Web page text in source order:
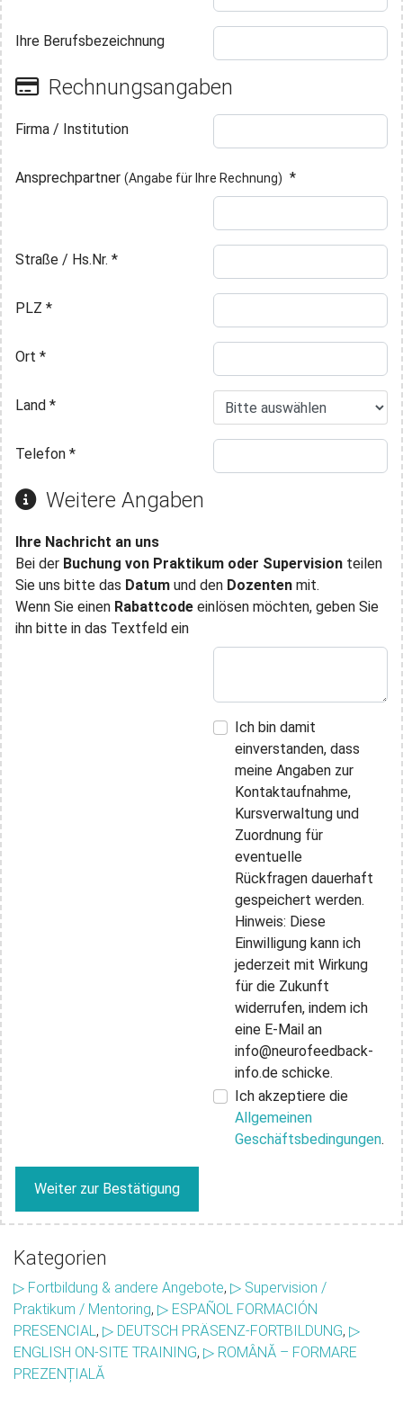
Ihre Berufsbezeichnung
Rechnungsangaben
Firma / Institution
Ansprechpartner (Angabe für Ihre Rechnung) *
Straße / Hs.Nr. *
PLZ *
Ort *
Land *
Telefon *
Weitere Angaben
Ihre Nachricht an uns
Bei der Buchung von Praktikum oder Supervision teilen
Sie uns bitte das Datum und den Dozenten mit.
Wenn Sie einen Rabattcode einlösen möchten, geben Sie
ihn bitte in das Textfeld ein
Ich bin damit
einverstanden, dass
meine Angaben zur
Kontaktaufnahme,
Kursverwaltung und
Zuordnung für
eventuelle
Rückfragen dauerhaft
gespeichert werden.
Hinweis: Diese
Einwilligung kann ich
jederzeit mit Wirkung
für die Zukunft
widerrufen, indem ich
eine E-Mail an
info@neurofeedback-
info.de schicke.
Ich akzeptiere die
Allgemeinen
Geschäftsbedingungen.
Weiter zur Bestätigung
Kategorien
▷ Fortbildung & andere Angebote, ▷ Supervision /
Praktikum / Mentoring, ▷ ESPAÑOL FORMACIÓN
PRESENCIAL , ▷ DEUTSCH PRÄSENZ-FORTBILDUNG, ▷
ENGLISH ON-SITE TRAINING, ▷ ROMÂNĂ – FORMARE
PREZENȚIALĂ